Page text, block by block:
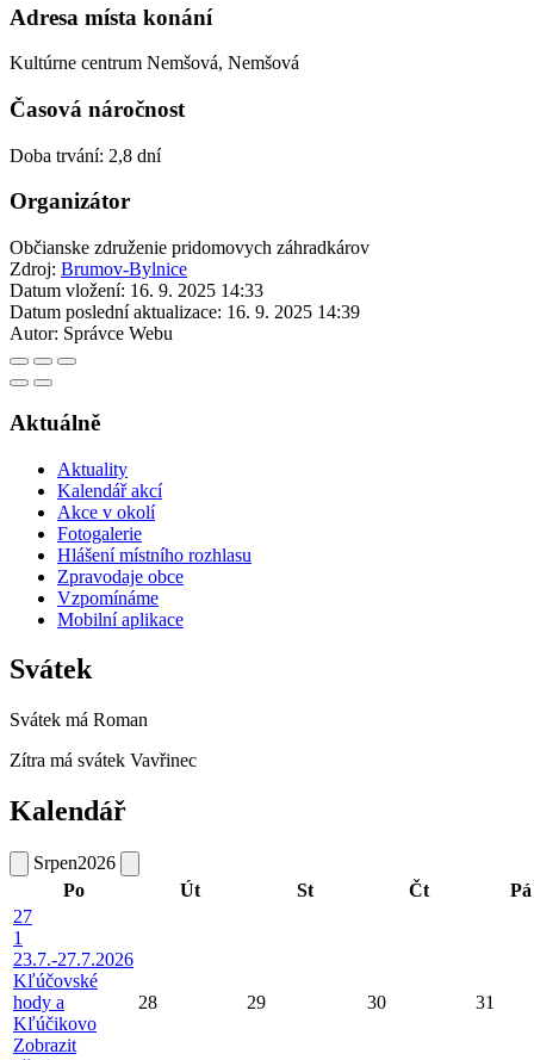
Adresa místa konání
Kultúrne centrum Nemšová, Nemšová
Časová náročnost
Doba trvání: 2,8 dní
Organizátor
Občianske združenie pridomovych záhradkárov
Zdroj: Brumov-Bylnice
Datum vložení: 16. 9. 2025 14:33
Datum poslední aktualizace: 16. 9. 2025 14:39
Autor: Správce Webu
Aktuálně
Aktuality
Kalendář akcí
Akce v okolí
Fotogalerie
Hlášení místního rozhlasu
Zpravodaje obce
Vzpomínáme
Mobilní aplikace
Svátek
Svátek má Roman
Zítra má svátek Vavřinec
Kalendář
Srpen2026
Po
Út St Čt
Pá
27
1
23.7.-27.7.2026
Kľúčovské
hody a
Kľúčikovo
Zobrazit
28 29 30 31